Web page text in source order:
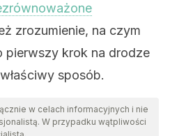
zrozumienie, na czym
pierwszy krok na drodze
sposób.
w celach informacyjnych i nie
W przypadku wątpliwości